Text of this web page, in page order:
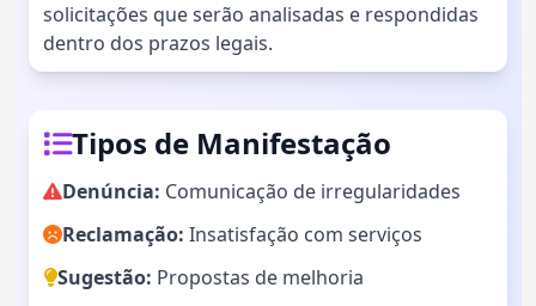
solicitações que serão analisadas e respondidas
dentro dos prazos legais.
Tipos de Manifestação
Denúncia: Comunicação de irregularidades
Reclamação: Insatisfação com serviços
Sugestão: Propostas de melhoria